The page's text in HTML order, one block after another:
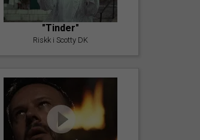
"Tinder"
Riskk i Scotty DK